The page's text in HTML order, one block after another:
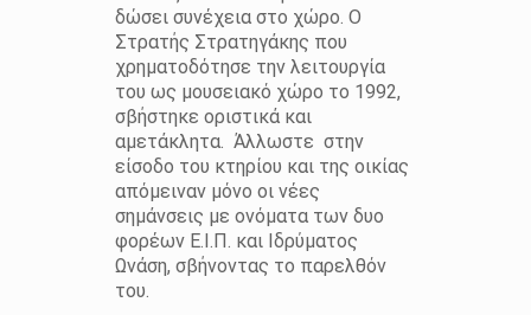
δώσει συνέχεια στο χώρο. Ο
Στρατής Στρατηγάκης που
χρηματοδότησε την λειτουργία
του ως μουσειακό χώρο το 1992,
σβήστηκε οριστικά και
αμετάκλητα. Άλλωστε στην
είσοδο του κτηρίου και της οικίας
απόμειναν μόνο οι νέες
σημάνσεις με ονόματα των δυο
φορέων Ε.Ι.Π. και Ιδρύματος
Ωνάση, σβήνοντας το παρελθόν
του.